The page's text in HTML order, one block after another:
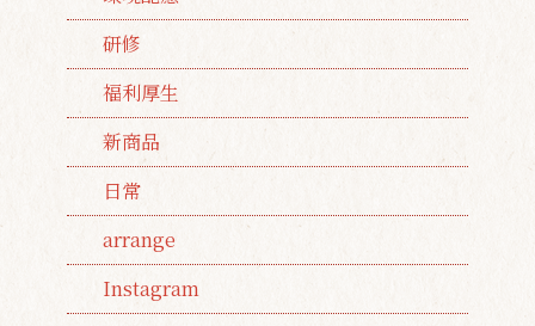
研修
福利厚生
新商品
日常
arrange
Instagram